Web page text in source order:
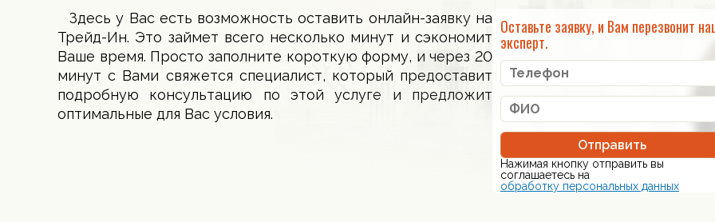
Здесь у Вас есть возможность оставить онлайн-заявку на
Трейд-Ин. Это займет всего несколько минут и сэкономит
Ваше время. Просто заполните короткую форму, и через 20
минут с Вами свяжется специалист, который предоставит
подробную консультацию по этой услуге и предложит
оптимальные для Вас условия.
Оставьте заявку, и Вам перезвонит
эксперт.
Отправить
Нажимая кнопку отправить вы
соглашаетесь на
обработку персональных данных